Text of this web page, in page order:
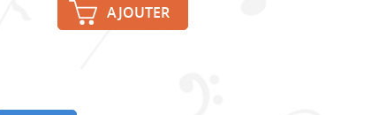
AJOUTER